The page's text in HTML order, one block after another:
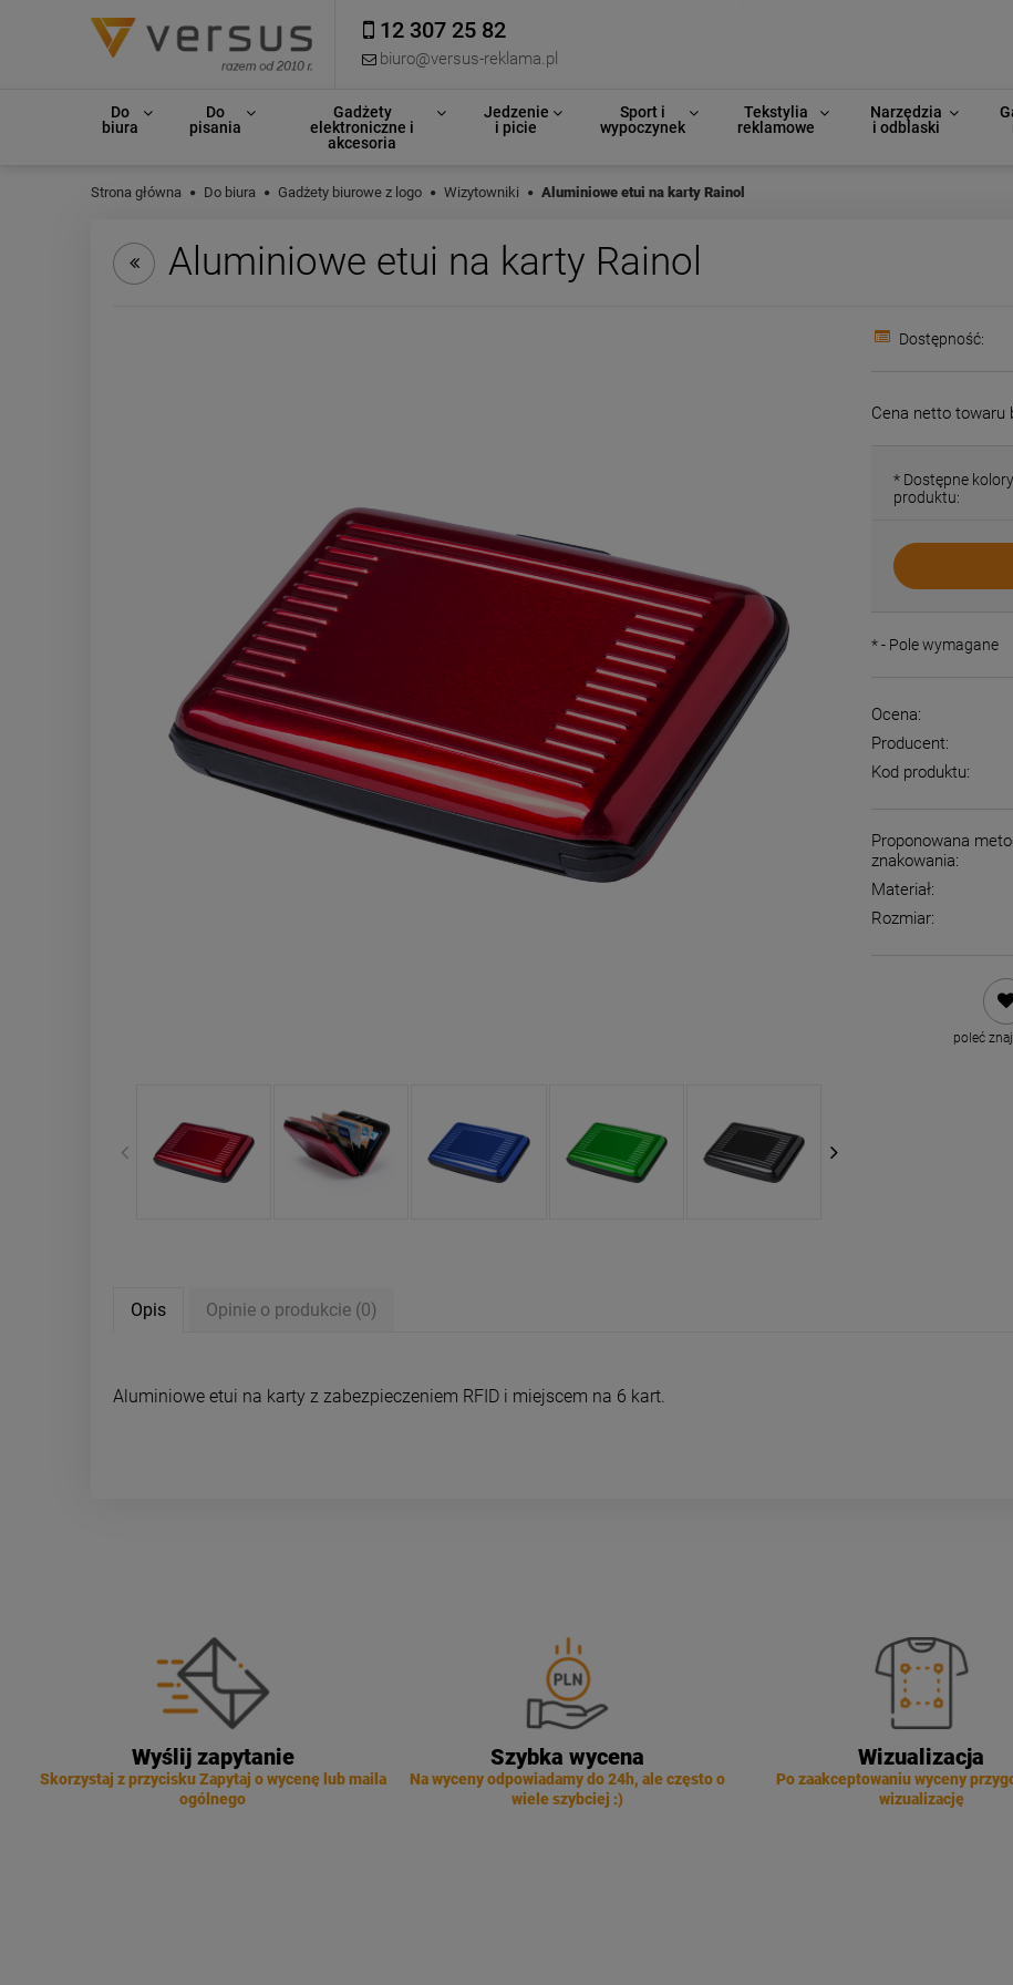
12 307 25 82
biuro@versus-reklama.pl
Do
biura
Do
pisania
Gadżety
elektroniczne i
akcesoria
Jedzenie
i picie
Sport i
wypoczynek
Tekstylia
reklamowe
Narzędzia
i odblaski
Strona główna Do biura Gadżety biurowe z logo Wizytowniki Aluminiowe etui na karty Rainol
Aluminiowe etui na karty Rainol
Dostępność:
Cena netto towaru
* Dostępne kolory
produktu:
*- Pole wymagane
Ocena:
Producent:
Kod produktu:
Proponowana
znakowania:
Materiał:
Rozmiar:
poleć
Opis Opinie o produkcie (0)
Aluminiowe etui na karty z zabezpieczeniem RFID i miejscem na 6 kart.
Wyślij zapytanie
Skorzystaj z przycisku Zapytaj o wycenę lub maila
ogólnego
Szybka wycena
Na wyceny odpowiadamy do 24h, ale często o
wiele szybciej :)
Wizualizacja
Po zaakceptowaniu wyceny
wizualizację